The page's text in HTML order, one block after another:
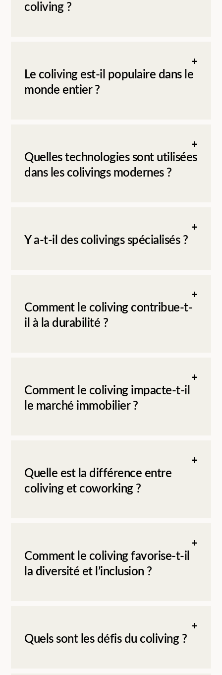
coliving ?
Le coliving est-il populaire dans le
monde entier ?
Quelles technologies sont utilisées
dans les colivings modernes ?
Y a-t-il des colivings spécialisés ?
Comment le coliving contribue-t-
il à la durabilité ?
Comment le coliving impacte-t-il
le marché immobilier ?
Quelle est la différence entre
coliving et coworking ?
Comment le coliving favorise-t-il
la diversité et l’inclusion ?
Quels sont les défis du coliving ?